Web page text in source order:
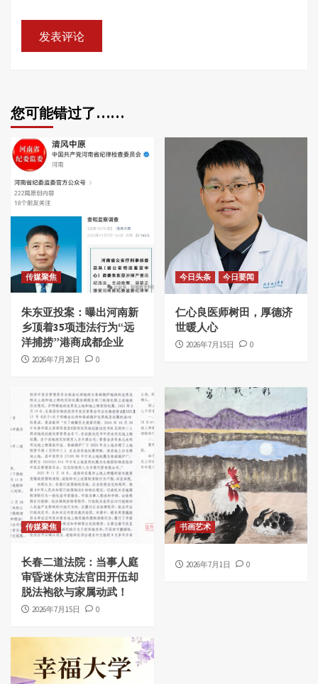
您可能错过了……
传媒聚焦
朱东亚投案：曝出河南新
乡顶着35项违法行为“远
洋捕捞”港商成都企业
2026年7月28日 0
今日头条 今日要闻
仁心良医师树田，厚德济
世暖人心
2026年7月15日 0
传媒聚焦
长春二道法院：当事人庭
审昏迷休克法官田开伍却
脱法袍欲与家属动武！
2026年7月15日 0
书画艺术
2026年7月1日 0